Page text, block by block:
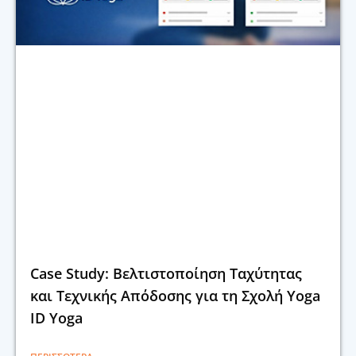
Case Study: Βελτιστοποίηση Ταχύτητας
και Τεχνικής Απόδοσης για τη Σχολή Yoga
ID Yoga